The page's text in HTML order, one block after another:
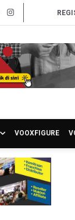
VOOXFIGURE